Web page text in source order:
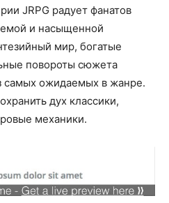
JRPG радует фанатов
и насыщенной
мир, богатые
повороты сюжета
самых ожидаемых в жанре.
дух классики,
механики.